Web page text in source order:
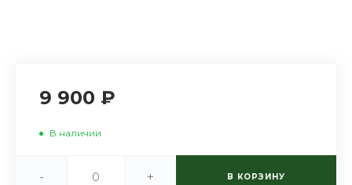
9 900 ₽
В наличии
- + В КОРЗИНУ